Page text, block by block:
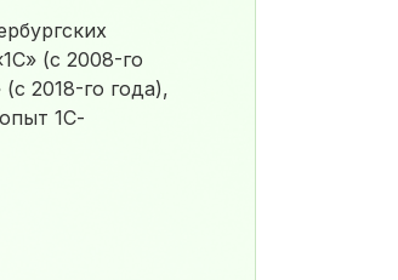
(с 2008-го
2018-го года),
1С-